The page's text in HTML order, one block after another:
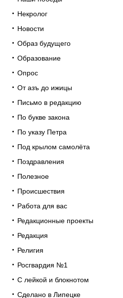
Некролог
Новости
Образ будущего
Образование
Опрос
От азъ до ижицы
Письмо в редакцию
По букве закона
По указу Петра
Под крылом самолёта
Поздравления
Полезное
Происшествия
Работа для вас
Редакционные проекты
Редакция
Религия
Росгвардия №1
С лейкой и блокнотом
Сделано в Липецке